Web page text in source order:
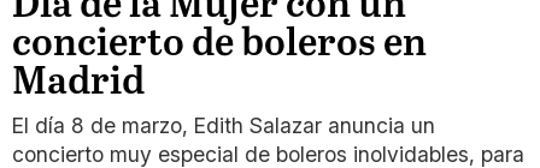
concierto de boleros en
Madrid
El día 8 de marzo, Edith Salazar anuncia un
concierto muy especial de boleros inolvidables, para